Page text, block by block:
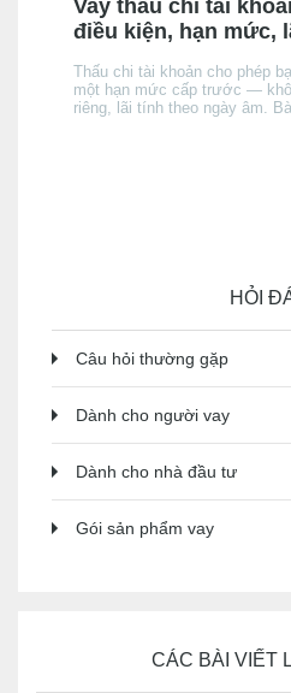
Vay thấu chi tài
điều kiện, hạn mức,
Thấu chi tài khoản cho phép
một hạn mức cấp trước —
riêng, lãi tính theo ngày âm.
HỎI
Câu hỏi thường gặp
Dành cho người vay
Dành cho nhà đầu tư
Gói sản phẩm vay
CÁC BÀI VIẾT